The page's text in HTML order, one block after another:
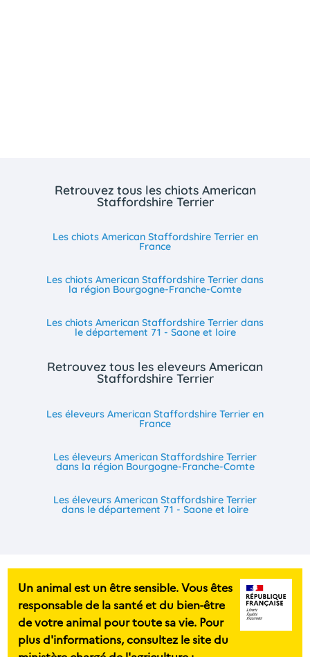
Retrouvez tous les chiots American
Staffordshire Terrier
Les chiots American Staffordshire Terrier en
France
Les chiots American Staffordshire Terrier dans
la région Bourgogne-Franche-Comte
Les chiots American Staffordshire Terrier dans
le département 71 - Saone et loire
Retrouvez tous les eleveurs American
Staffordshire Terrier
Les éleveurs American Staffordshire Terrier en
France
Les éleveurs American Staffordshire Terrier
dans la région Bourgogne-Franche-Comte
Les éleveurs American Staffordshire Terrier
dans le département 71 - Saone et loire
Un animal est un être sensible. Vous êtes
responsable de la santé et du bien-être
de votre animal pour toute sa vie. Pour
plus d'informations, consultez le site du